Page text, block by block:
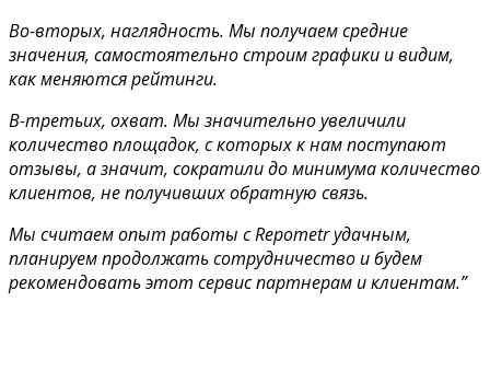
Во-вторых, наглядность. Мы получаем средние
значения, самостоятельно строим графики и видим,
как меняются рейтинги.
В-третьих, охват. Мы значительно увеличили
количество площадок, с которых к нам поступают
отзывы, а значит, сократили до минимума количество
клиентов, не получивших обратную связь.
Мы считаем опыт работы с Repometr удачным,
планируем продолжать сотрудничество и будем
рекомендовать этот сервис партнерам и клиентам.”